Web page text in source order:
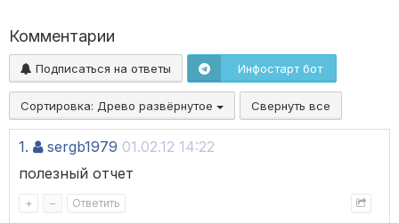
Комментарии
Подписаться на ответы Инфостарт бот
Сортировка: Древо развёрнутое Свернуть все
1. sergb1979 01.02.12 14:22
полезный отчет
+ – Ответить